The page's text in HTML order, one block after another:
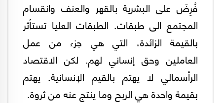
فُرِضَ على البشرية بالقهر والعنف وانقسام
المجتمع الى طبقات. الطبقات العليا تستأثر
بالقيمة الزائدة، التي هي جزء من عمل
العاملين وحق إنساني لهم. لكن الاقتصاد
الرأسمالي لا يهتم بالقيم الإنسانية. يهتم
بقيمة واحدة هي الربح وما ينتج عنه من ثروة.